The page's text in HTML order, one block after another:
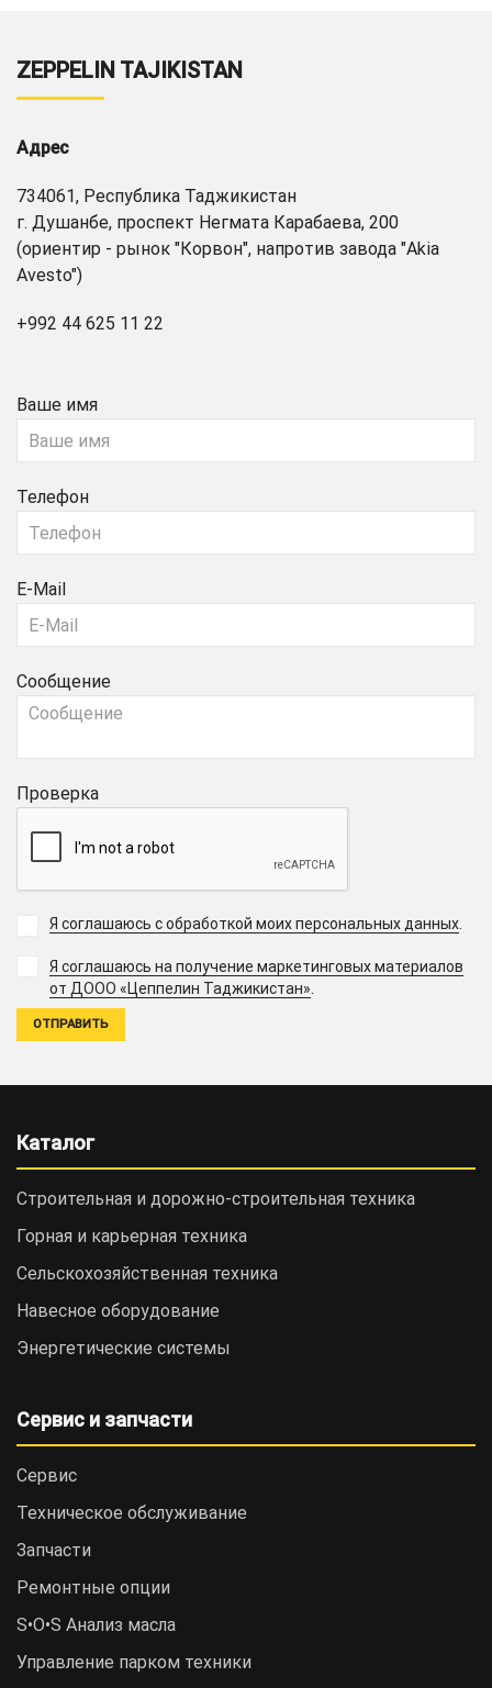
ZEPPELIN TAJIKISTAN
Адрес
734061, Республика Таджикистан
г. Душанбе, проспект Негмата Карабаева, 200
(ориентир - рынок "Корвон", напротив завода "Akia
Avesto")
+992 44 625 11 22
Ваше имя
Телефон
E-Mail
Сообщение
Проверка
Я соглашаюсь с обработкой моих персональных данных.
Я соглашаюсь на получение маркетинговых материалов
от ДООО «Цеппелин Таджикистан».
Каталог
Строительная и дорожно-cтроительная техника
Горная и карьерная техника
Сельскохозяйственная техника
Навесное оборудование
Энергетические системы
Сервис и запчасти
Сервис
Техническое обслуживание
Запчасти
Ремонтные опции
S•O•S Анализ масла
Управление парком техники